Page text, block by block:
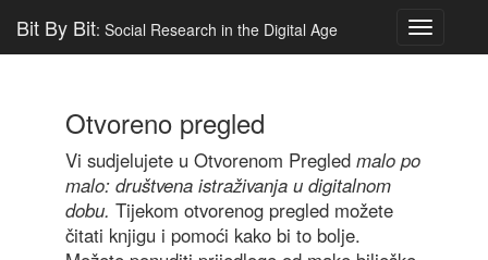
Toggle
Bit By Bit: Social Research in the Digital Age
Otvoreno pregled
Vi sudjelujete u Otvorenom Pregled malo po
malo: društvena istraživanja u digitalnom
dobu. Tijekom otvorenog pregled možete
čitati knjigu i pomoći kako bi to bolje.